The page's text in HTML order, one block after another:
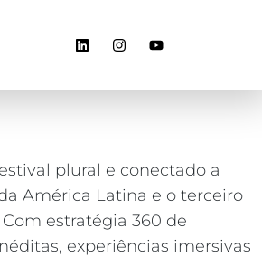
plural e conectado a
América Latina e o terceiro
estratégia 360 de
experiências imersivas